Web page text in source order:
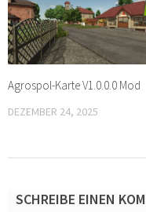
Agrospol-Karte V1.0.0.0 Mod
DEZEMBER 24, 2025
SCHREIBE EINEN